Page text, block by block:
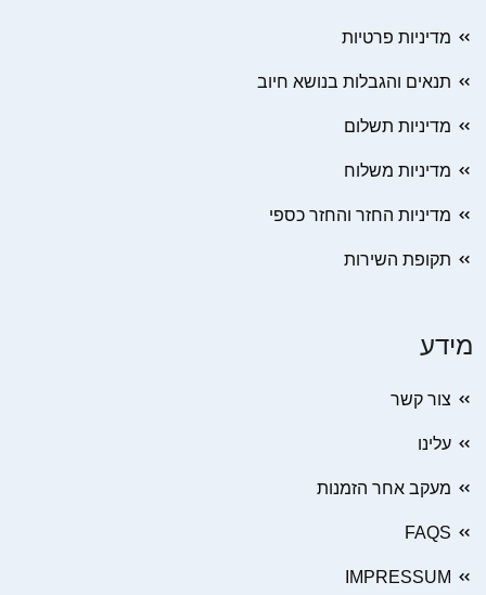
מדיניות פרטיות
תנאים והגבלות בנושא חיוב
מדיניות תשלום
מדיניות משלוח
מדיניות החזר והחזר כספי
תקופת השירות
מידע
צור קשר
עלינו
מעקב אחר הזמנות
FAQS
IMPRESSUM